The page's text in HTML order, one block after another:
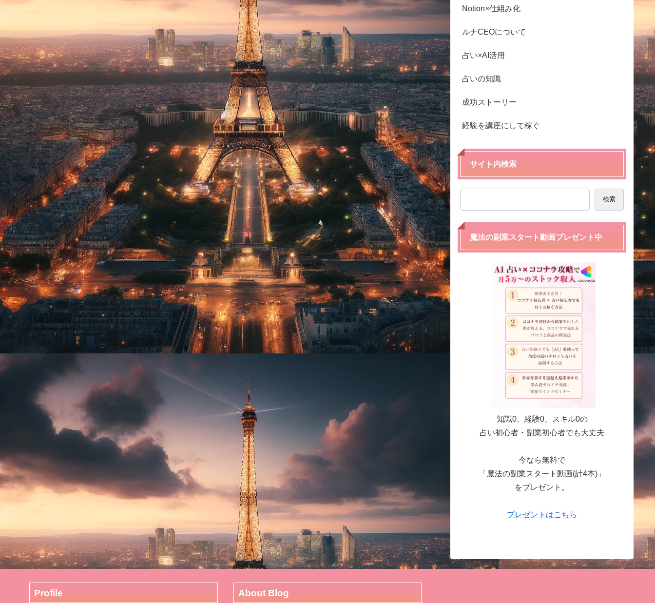
Notion×仕組み化
ルナCEOについて
占い×AI活用
占いの知識
成功ストーリー
経験を講座にして稼ぐ
サイト内検索
検索
魔法の副業スタート動画プレゼント中
知識0、経験0、スキル0の
占い初心者・副業初心者でも大丈夫
今なら無料で
「魔法の副業スタート動画(計4本)」
をプレゼント。
プレゼントはこちら
Profile About Blog